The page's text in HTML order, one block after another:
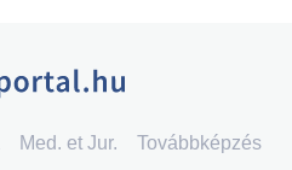
Med. et Jur.
Továbbképzés